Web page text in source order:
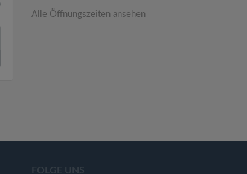
Alle Öffnungszeiten ansehen
FOLGE UNS